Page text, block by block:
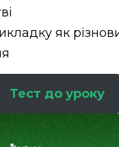
як
Тест до уроку